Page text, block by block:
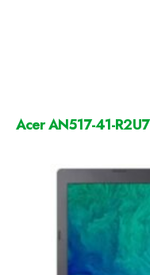
Acer AN517-41-R2U7